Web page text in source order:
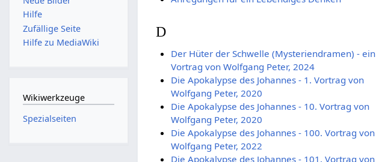
D
Der Hüter der Schwelle (Mysteriendramen) - ein
Vortrag von Wolfgang Peter, 2024
Die Apokalypse des Johannes - 1. Vortrag von
Wolfgang Peter, 2020
Die Apokalypse des Johannes - 10. Vortrag von
Wolfgang Peter, 2020
Die Apokalypse des Johannes - 100. Vortrag von
Wolfgang Peter, 2022
Die Apokalypse des Johannes - 101. Vortrag von
Hilfe
Zufällige Seite
Hilfe zu MediaWiki
Wikiwerkzeuge
Spezialseiten